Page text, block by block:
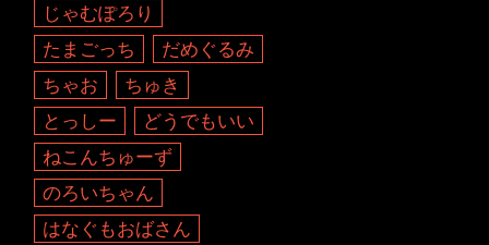
じゃむぽろり
たまごっち
だめぐるみ
ちゃお
ちゅき
とっしー
どうでもいい
ねこんちゅーず
のろいちゃん
はなぐもおばさん